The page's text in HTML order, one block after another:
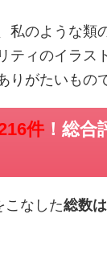
私のような類
ティのイラス
りがたいもの
件 ！総合
なした総数